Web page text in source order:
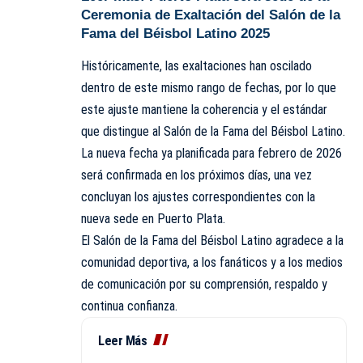
Ceremonia de Exaltación del Salón de la
Fama del Béisbol Latino 2025
Históricamente, las exaltaciones han oscilado
dentro de este mismo rango de fechas, por lo que
este ajuste mantiene la coherencia y el estándar
que distingue al Salón de la Fama del Béisbol Latino.
La nueva fecha ya planificada para febrero de 2026
será confirmada en los próximos días, una vez
concluyan los ajustes correspondientes con la
nueva sede en Puerto Plata.
El Salón de la Fama del Béisbol Latino agradece a la
comunidad deportiva, a los fanáticos y a los medios
de comunicación por su comprensión, respaldo y
continua confianza.
Leer Más